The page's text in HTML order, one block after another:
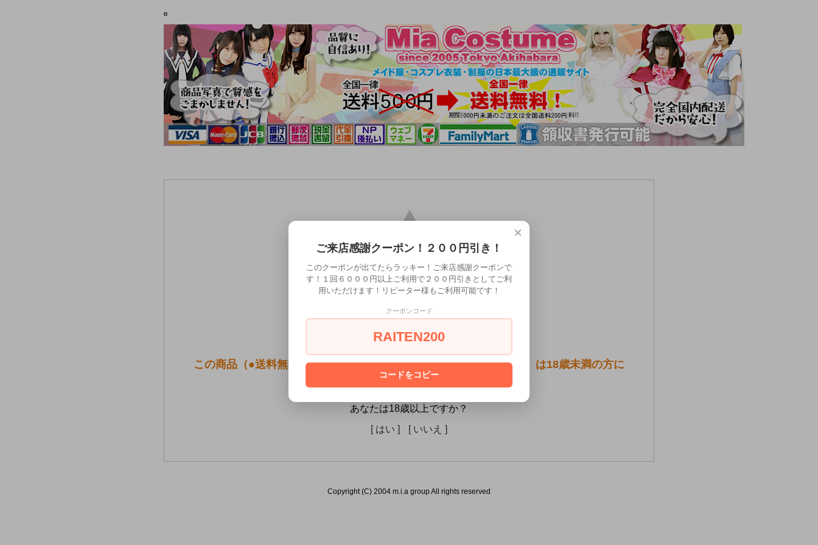
この商品（●送料無料●オナニストたけの自慰王剣ゼニスカリバー絶）は18歳未満の方に
は販売できません。
あなたは18歳以上ですか？
[ はい ]
[ いいえ ]
Copyright (C) 2004 m.i.a group All rights reserved
×
ご来店感謝クーポン！２００円引き！
このクーポンが出てたらラッキー！ご来店感謝クーポンで
す！１回６０００円以上ご利用で２００円引きとしてご利
用いただけます！リピーター様もご利用可能です！
クーポンコード
RAITEN200
コードをコピー